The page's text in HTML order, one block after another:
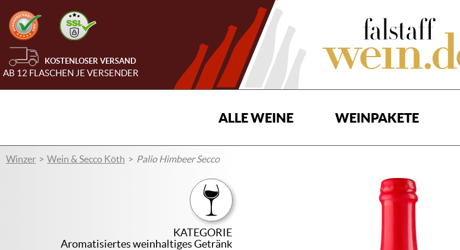
KOSTENLOSER VERSAND
AB 12 FLASCHEN JE VERSENDER
ALLE WEINE WEINPAKETE
Winzer Wein & Secco Köth Palio Himbeer Secco
KATEGORIE
Aromatisiertes weinhaltiges Getränk